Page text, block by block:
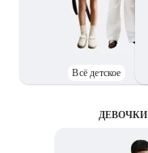
Всё детское
ДЕВОЧКИ